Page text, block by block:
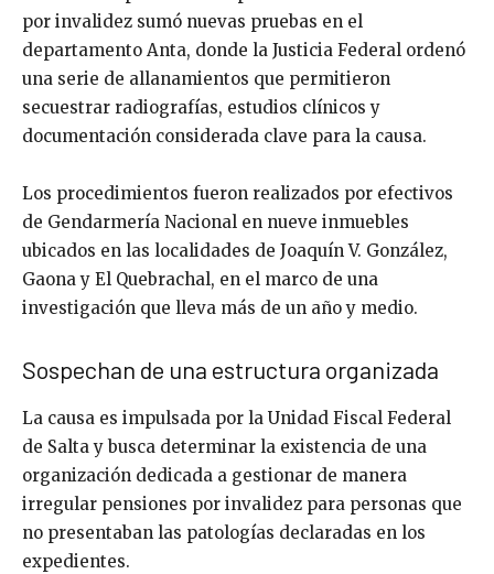
por invalidez sumó nuevas pruebas en el
departamento Anta, donde la Justicia Federal ordenó
una serie de allanamientos que permitieron
secuestrar radiografías, estudios clínicos y
documentación considerada clave para la causa.
Los procedimientos fueron realizados por efectivos
de Gendarmería Nacional en nueve inmuebles
ubicados en las localidades de Joaquín V. González,
Gaona y El Quebrachal, en el marco de una
investigación que lleva más de un año y medio.
Sospechan de una estructura organizada
La causa es impulsada por la Unidad Fiscal Federal
de Salta y busca determinar la existencia de una
organización dedicada a gestionar de manera
irregular pensiones por invalidez para personas que
no presentaban las patologías declaradas en los
expedientes.